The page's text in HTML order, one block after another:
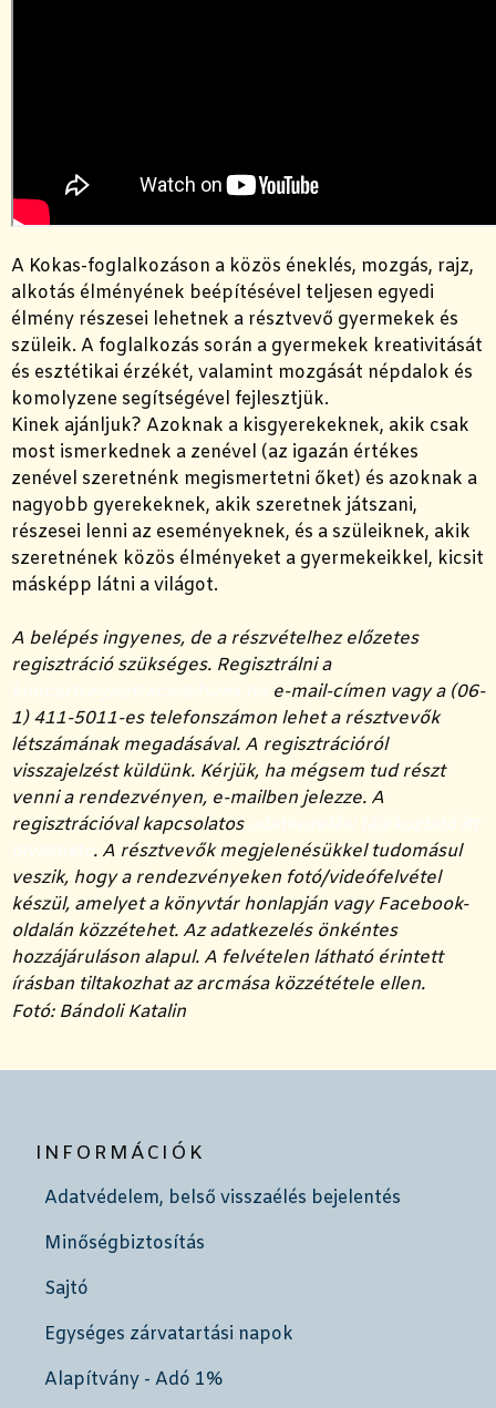
A Kokas-foglalkozáson a közös éneklés, mozgás, rajz,
alkotás élményének beépítésével teljesen egyedi
élmény részesei lehetnek a résztvevő gyermekek és
szüleik. A foglalkozás során a gyermekek kreativitását
és esztétikai érzékét, valamint mozgását népdalok és
komolyzene segítségével fejlesztjük.
Kinek ajánljuk? Azoknak a kisgyerekeknek, akik csak
most ismerkednek a zenével (az igazán értékes
zenével szeretnénk megismertetni őket) és azoknak a
nagyobb gyerekeknek, akik szeretnek játszani,
részesei lenni az eseményeknek, és a szüleiknek, akik
szeretnének közös élményeket a gyermekeikkel, kicsit
másképp látni a világot.
A belépés ingyenes, de a részvételhez előzetes
regisztráció szükséges. Regisztrálni a
e-mail-címen vagy a (06-
1) 411-5011-es telefonszámon lehet a résztvevők
létszámának megadásával. A regisztrációról
visszajelzést küldünk. Kérjük, ha mégsem tud részt
venni a rendezvényen, e-mailben jelezze. A
regisztrációval kapcsolatos
. A résztvevők megjelenésükkel tudomásul
veszik, hogy a rendezvényeken fotó/videófelvétel
készül, amelyet a könyvtár honlapján vagy Facebook-
oldalán közzétehet. Az adatkezelés önkéntes
hozzájáruláson alapul. A felvételen látható érintett
írásban tiltakozhat az arcmása közzététele ellen.
Fotó: Bándoli Katalin
INFORMÁCIÓK
Adatvédelem, belső visszaélés bejelentés
Minőségbiztosítás
Sajtó
Egységes zárvatartási napok
Alapítvány - Adó 1%